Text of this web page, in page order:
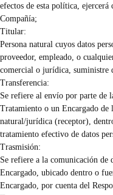
efectos de esta política,
Compañía;
Titular:
Persona natural cuyos datos
proveedor, empleado, o
comercial o jurídica, suministre
Transferencia:
Se refiere al envío por parte de
Tratamiento o un Encargado de
natural/jurídica (receptor),
tratamiento efectivo de datos
Trasmisión:
Se refiere a la comunicación de
Encargado, ubicado dentro o
Encargado, por cuenta del